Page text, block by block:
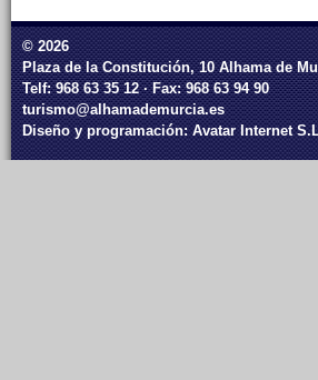
© 2026
Plaza de la Constitución, 10 Alhama de
Telf: 968 63 35 12 · Fax: 968 63 94 90
turismo@alhamademurcia.es
Diseño y programación:Avatar Internet